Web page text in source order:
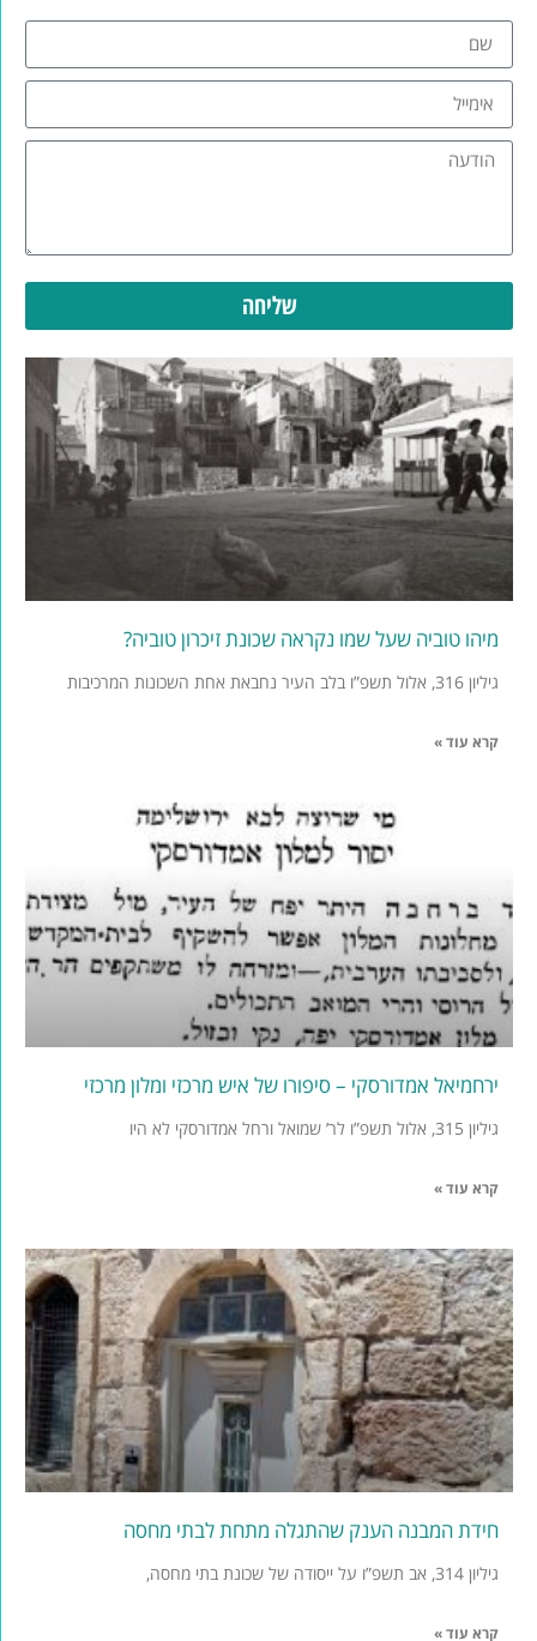
שליחה
מיהו טוביה שעל שמו נקראה שכונת זיכרון טוביה?
גיליון 316, אלול תשפ”ו בלב העיר נחבאת אחת השכונות המרכיבות
קרא עוד »
ירחמיאל אמדורסקי – סיפורו של איש מרכזי ומלון מרכזי
גיליון 315, אלול תשפ”ו לר’ שמואל ורחל אמדורסקי לא היו
קרא עוד »
חידת המבנה הענק שהתגלה מתחת לבתי מחסה
גיליון 314, אב תשפ”ו על ייסודה של שכונת בתי מחסה,
קרא עוד »